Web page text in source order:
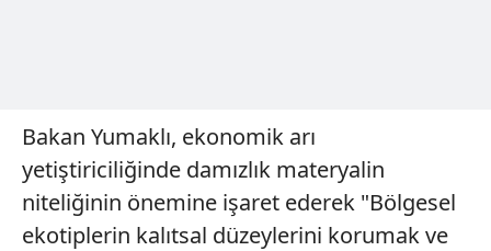
Bakan Yumaklı, ekonomik arı
yetiştiriciliğinde damızlık materyalin
niteliğinin önemine işaret ederek "Bölgesel
ekotiplerin kalıtsal düzeylerini korumak ve